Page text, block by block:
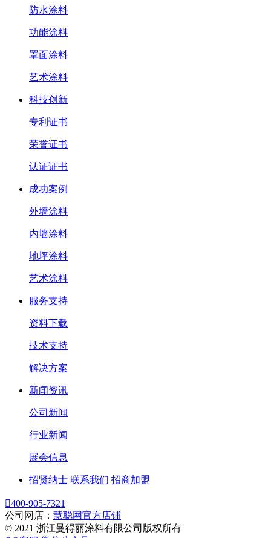
防水涂料
功能涂料
罩面涂料
艺术涂料
科技创新
专利证书
荣誉证书
认证证书
成功案例
外墙涂料
内墙涂料
地坪涂料
艺术涂料
服务支持
资料下载
技术支持
解决方案
新闻资讯
公司新闻
行业新闻
展会信息
招贤纳士 联系我们 招商加盟
400-905-7321
公司网店： 慧聪网官方店铺
© 2021 浙江曼得丽涂料有限公司版权所有